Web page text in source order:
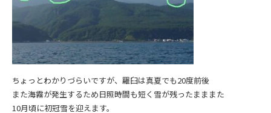
ちょっとわかりづらいですが、羅臼は真夏でも20度前後
また海霧が発生するため日照時間も短く雪が残ったまままた
10月頃に初冠雪を迎えます。